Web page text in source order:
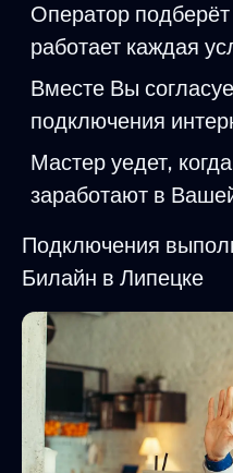
Оператор
работает каждая
Вместе Вы
подключения
Мастер уедет,
заработают в
Подключения
Билайн в Липецке